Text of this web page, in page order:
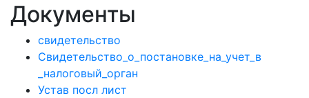
Документы
свидетельство
Свидетельство_о_постановке_на_учет_в
_налоговый_орган
Устав посл лист